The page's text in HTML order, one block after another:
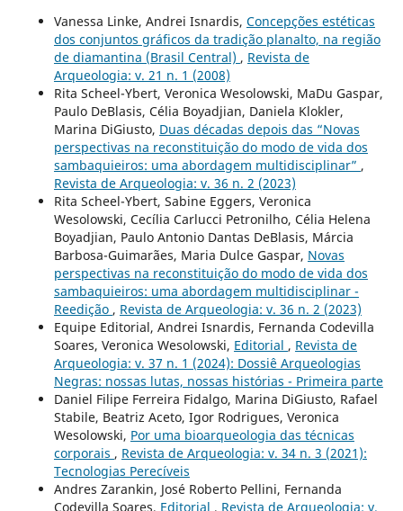
Vanessa Linke, Andrei Isnardis, Concepções estéticas
dos conjuntos gráficos da tradição planalto, na região
de diamantina (Brasil Central) , Revista de
Arqueologia: v. 21 n. 1 (2008)
Rita Scheel-Ybert, Veronica Wesolowski, MaDu Gaspar,
Paulo DeBlasis, Célia Boyadjian, Daniela Klokler,
Marina DiGiusto, Duas décadas depois das “Novas
perspectivas na reconstituição do modo de vida dos
sambaquieiros: uma abordagem multidisciplinar” ,
Revista de Arqueologia: v. 36 n. 2 (2023)
Rita Scheel-Ybert, Sabine Eggers, Veronica
Wesolowski, Cecília Carlucci Petronilho, Célia Helena
Boyadjian, Paulo Antonio Dantas DeBlasis, Márcia
Barbosa-Guimarães, Maria Dulce Gaspar, Novas
perspectivas na reconstituição do modo de vida dos
sambaquieiros: uma abordagem multidisciplinar -
Reedição , Revista de Arqueologia: v. 36 n. 2 (2023)
Equipe Editorial, Andrei Isnardis, Fernanda Codevilla
Soares, Veronica Wesolowski, Editorial , Revista de
Arqueologia: v. 37 n. 1 (2024): Dossiê Arqueologias
Negras: nossas lutas, nossas histórias - Primeira parte
Daniel Filipe Ferreira Fidalgo, Marina DiGiusto, Rafael
Stabile, Beatriz Aceto, Igor Rodrigues, Veronica
Wesolowski, Por uma bioarqueologia das técnicas
corporais , Revista de Arqueologia: v. 34 n. 3 (2021):
Tecnologias Perecíveis
Andres Zarankin, José Roberto Pellini, Fernanda
Codevilla Soares, Editorial , Revista de Arqueologia: v.